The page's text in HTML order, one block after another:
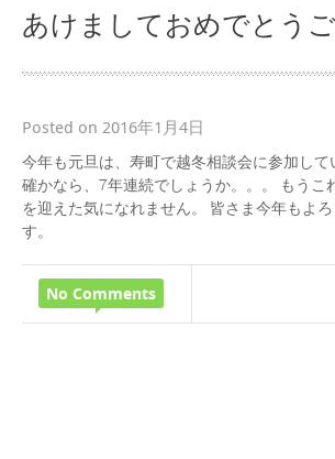
あけましておめでとう
Posted on 2016年1月4日
今年も元旦は、寿町で越冬相談会に参加し
確かなら、7年連続でしょうか。。。 もうこ
を迎えた気になれません。 皆さま今年もよ
す。
No Comments